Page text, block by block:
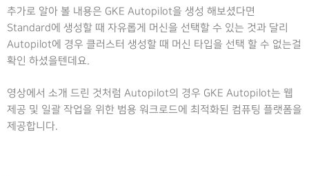
추가로 알아 볼 내용은 GKE Autopilot을 생성 해보셨다면
Standard에 생성할 때 자유롭게 머신을 선택할 수 있는 것과 달리
Autopilot에 경우 클러스터 생성할 때 머신 타입을 선택 할 수 없는걸
확인 하셨을텐데요.
영상에서 소개 드린 것처럼 Autopilot의 경우 GKE Autopilot는 웹
제공 및 일괄 작업을 위한 범용 워크로드에 최적화된 컴퓨팅 플랫폼을
제공합니다.